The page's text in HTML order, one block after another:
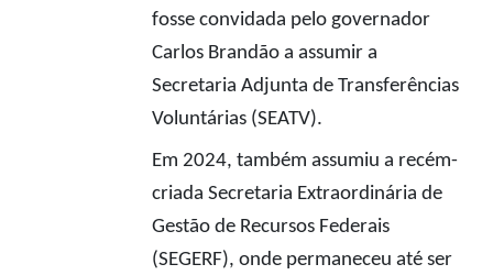
fosse convidada pelo governador
Carlos Brandão a assumir a
Secretaria Adjunta de Transferências
Voluntárias (SEATV).
Em 2024, também assumiu a recém-
criada Secretaria Extraordinária de
Gestão de Recursos Federais
(SEGERF), onde permaneceu até ser